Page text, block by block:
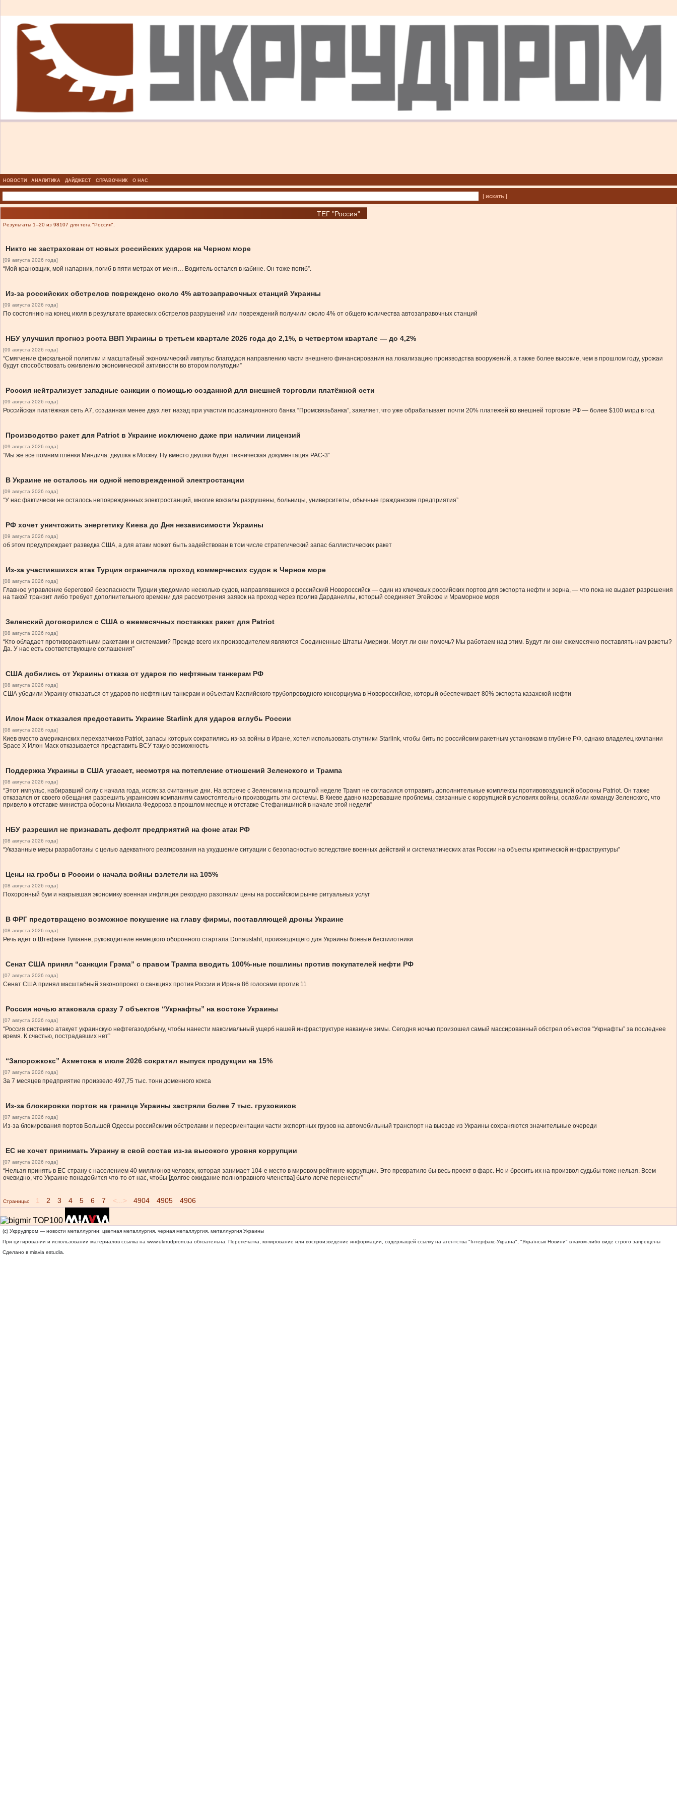
НОВОСТИ АНАЛИТИКА ДАЙДЖЕСТ СПРАВОЧНИК О НАС
| искать |
ТЕГ "Россия"
Результаты 1–20 из 98107 для тега "Россия".
Никто не застрахован от новых российских ударов на Черном море
[09 августа 2026 года]
“Мой крановщик, мой напарник, погиб в пяти метрах от меня… Водитель остался в кабине. Он тоже погиб”.
Из-за российских обстрелов повреждено около 4% автозаправочных станций Украины
[09 августа 2026 года]
По состоянию на конец июля в результате вражеских обстрелов разрушений или повреждений получили около 4% от общего количества автозаправочных станций
НБУ улучшил прогноз роста ВВП Украины в третьем квартале 2026 года до 2,1%, в четвертом квартале — до 4,2%
[09 августа 2026 года]
“Смягчение фискальной политики и масштабный экономический импульс благодаря направлению части внешнего финансирования на локализацию производства вооружений, а также более высокие, чем в прошлом году, урожаи
будут способствовать оживлению экономической активности во втором полугодии”
Россия нейтрализует западные санкции с помощью созданной для внешней торговли платёжной сети
[09 августа 2026 года]
Российская платёжная сеть A7, созданная менее двух лет назад при участии подсанкционного банка “Промсвязьбанка”, заявляет, что уже обрабатывает почти 20% платежей во внешней торговле РФ — более $100 млрд в год
Производство ракет для Patriot в Украине исключено даже при наличии лицензий
[09 августа 2026 года]
“Мы же все помним плёнки Миндича: двушка в Москву. Ну вместо двушки будет техническая документация PAC-3”
В Украине не осталось ни одной неповрежденной электростанции
[09 августа 2026 года]
“У нас фактически не осталось неповрежденных электростанций, многие вокзалы разрушены, больницы, университеты, обычные гражданские предприятия”
РФ хочет уничтожить энергетику Киева до Дня независимости Украины
[09 августа 2026 года]
об этом предупреждает разведка США, а для атаки может быть задействован в том числе стратегический запас баллистических ракет
Из-за участившихся атак Турция ограничила проход коммерческих судов в Черное море
[08 августа 2026 года]
Главное управление береговой безопасности Турции уведомило несколько судов, направлявшихся в российский Новороссийск — один из ключевых российских портов для экспорта нефти и зерна, — что пока не выдает разрешения
на такой транзит либо требует дополнительного времени для рассмотрения заявок на проход через пролив Дарданеллы, который соединяет Эгейское и Мраморное моря
Зеленский договорился с США о ежемесячных поставках ракет для Patriot
[08 августа 2026 года]
“Кто обладает противоракетными ракетами и системами? Прежде всего их производителем являются Соединенные Штаты Америки. Могут ли они помочь? Мы работаем над этим. Будут ли они ежемесячно поставлять нам ракеты?
Да. У нас есть соответствующие соглашения”
США добились от Украины отказа от ударов по нефтяным танкерам РФ
[08 августа 2026 года]
США убедили Украину отказаться от ударов по нефтяным танкерам и объектам Каспийского трубопроводного консорциума в Новороссийске, который обеспечивает 80% экспорта казахской нефти
Илон Маск отказался предоставить Украине Starlink для ударов вглубь России
[08 августа 2026 года]
Киев вместо американских перехватчиков Patriot, запасы которых сократились из-за войны в Иране, хотел использовать спутники Starlink, чтобы бить по российским ракетным установкам в глубине РФ, однако владелец компании
Space X Илон Маск отказывается представить ВСУ такую возможность
Поддержка Украины в США угасает, несмотря на потепление отношений Зеленского и Трампа
[08 августа 2026 года]
“Этот импульс, набиравший силу с начала года, иссяк за считанные дни. На встрече с Зеленским на прошлой неделе Трамп не согласился отправить дополнительные комплексы противовоздушной обороны Patriot. Он также
отказался от своего обещания разрешить украинским компаниям самостоятельно производить эти системы. В Киеве давно назревавшие проблемы, связанные с коррупцией в условиях войны, ослабили команду Зеленского, что
привело к отставке министра обороны Михаила Федорова в прошлом месяце и отставке Стефанишиной в начале этой недели”
НБУ разрешил не признавать дефолт предприятий на фоне атак РФ
[08 августа 2026 года]
“Указанные меры разработаны с целью адекватного реагирования на ухудшение ситуации с безопасностью вследствие военных действий и систематических атак России на объекты критической инфраструктуры”
Цены на гробы в России с начала войны взлетели на 105%
[08 августа 2026 года]
Похоронный бум и накрывшая экономику военная инфляция рекордно разогнали цены на российском рынке ритуальных услуг
В ФРГ предотвращено возможное покушение на главу фирмы, поставляющей дроны Украине
[08 августа 2026 года]
Речь идет о Штефане Туманне, руководителе немецкого оборонного стартапа Donaustahl, производящего для Украины боевые беспилотники
Сенат США принял “санкции Грэма” с правом Трампа вводить 100%-ные пошлины против покупателей нефти РФ
[07 августа 2026 года]
Сенат США принял масштабный законопроект о санкциях против России и Ирана 86 голосами против 11
Россия ночью атаковала сразу 7 объектов “Укрнафты” на востоке Украины
[07 августа 2026 года]
“Россия системно атакует украинскую нефтегазодобычу, чтобы нанести максимальный ущерб нашей инфраструктуре накануне зимы. Сегодня ночью произошел самый массированный обстрел объектов “Укрнафты” за последнее
время. К счастью, пострадавших нет”
“Запорожкокс” Ахметова в июле 2026 сократил выпуск продукции на 15%
[07 августа 2026 года]
За 7 месяцев предприятие произвело 497,75 тыс. тонн доменного кокса
Из-за блокировки портов на границе Украины застряли более 7 тыс. грузовиков
[07 августа 2026 года]
Из-за блокирования портов Большой Одессы российскими обстрелами и переориентации части экспортных грузов на автомобильный транспорт на выезде из Украины сохраняются значительные очереди
ЕС не хочет принимать Украину в свой состав из-за высокого уровня коррупции
[07 августа 2026 года]
“Нельзя принять в ЕС страну с населением 40 миллионов человек, которая занимает 104-е место в мировом рейтинге коррупции. Это превратило бы весь проект в фарс. Но и бросить их на произвол судьбы тоже нельзя. Всем
очевидно, что Украине понадобится что-то от нас, чтобы [долгое ожидание полноправного членства] было легче перенести”
Страницы: 1 2 3 4 5 6 7 <...> 4904 4905 4906
(c) Укррудпром — новости металлургии: цветная металлургия, черная металлургия, металлургия Украины
При цитировании и использовании материалов ссылка на www.ukrrudprom.ua обязательна. Перепечатка, копирование или воспроизведение информации, содержащей ссылку на агентства "Iнтерфакс-Україна", "Українськi Новини" в каком-либо виде строго запрещены
Сделано в miavia estudia.